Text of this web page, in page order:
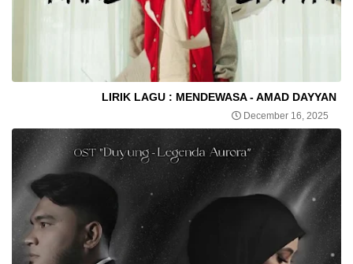
LIRIK LAGU : MENDEWASA - AMAD DAYYAN
December 16, 2025